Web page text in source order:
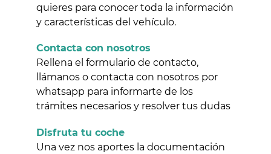
quieres para conocer toda la información
y características del vehículo.
Contacta con nosotros
Rellena el formulario de contacto,
llámanos o contacta con nosotros por
whatsapp para informarte de los
trámites necesarios y resolver tus dudas
Disfruta tu coche
Una vez nos aportes la documentación